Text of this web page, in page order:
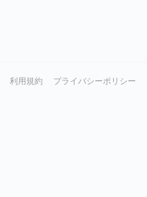
利用規約 プライバシーポリシー